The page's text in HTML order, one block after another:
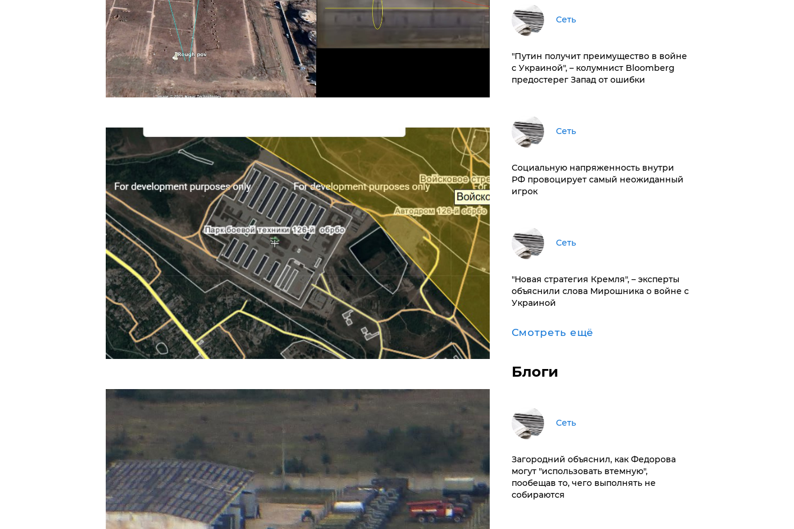
Сеть
"Путин получит преимущество в войне
с Украиной", – колумнист Bloomberg
предостерег Запад от ошибки
Сеть
Социальную напряженность внутри
РФ провоцирует самый неожиданный
игрок
Сеть
"Новая стратегия Кремля", – эксперты
объяснили слова Мирошника о войне с
Украиной
Смотреть ещё
Блоги
Сеть
Загородний объяснил, как Федорова
могут "использовать втемную",
пообещав то, чего выполнять не
собираются